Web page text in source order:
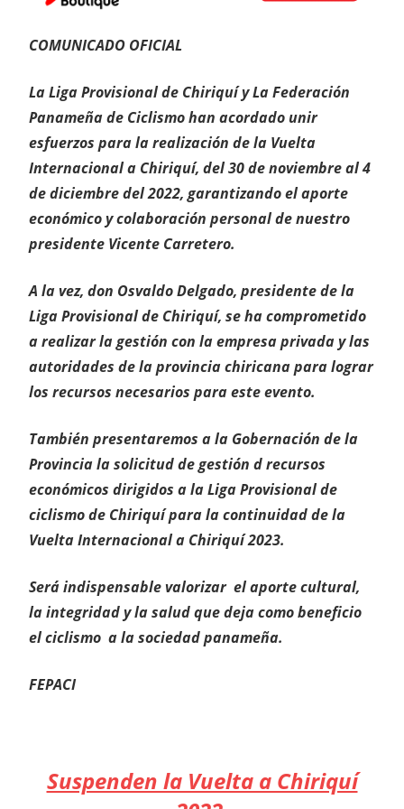
COMUNICADO OFICIAL
La Liga Provisional de Chiriquí y La Federación
Panameña de Ciclismo han acordado unir
esfuerzos para la realización de la Vuelta
Internacional a Chiriquí, del 30 de noviembre al 4
de diciembre del 2022, garantizando el aporte
económico y colaboración personal de nuestro
presidente Vicente Carretero.
A la vez, don Osvaldo Delgado, presidente de la
Liga Provisional de Chiriquí, se ha comprometido
a realizar la gestión con la empresa privada y las
autoridades de la provincia chiricana para lograr
los recursos necesarios para este evento.
También presentaremos a la Gobernación de la
Provincia la solicitud de gestión d recursos
económicos dirigidos a la Liga Provisional de
ciclismo de Chiriquí para la continuidad de la
Vuelta Internacional a Chiriquí 2023.
Será indispensable valorizar el aporte cultural,
la integridad y la salud que deja como beneficio
el ciclismo a la sociedad panameña.
FEPACI
Suspenden la Vuelta a Chiriquí